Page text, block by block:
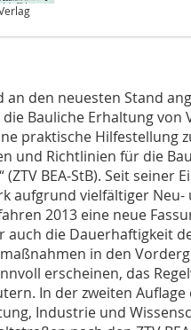
den neuesten Stand
Bauliche Erhaltung von
praktische Hilfestellung
und Richtlinien für die
(ZTV BEA-StB). Seit seiner
aufgrund vielfältiger
2013 eine neue
auch die Dauerhaftigkeit
in den
erscheinen, das
In der zweiten
Industrie und